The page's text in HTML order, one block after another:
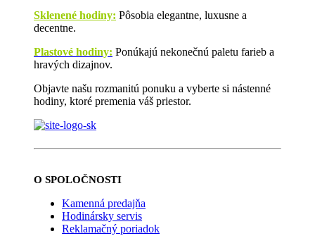
Sklenené hodiny: Pôsobia elegantne, luxusne a
decentne.
Plastové hodiny: Ponúkajú nekonečnú paletu farieb a
hravých dizajnov.
Objavte našu rozmanitú ponuku a vyberte si nástenné
hodiny, ktoré premenia váš priestor.
O SPOLOČNOSTI
Kamenná predajňa
Hodinársky servis
Reklamačný poriadok